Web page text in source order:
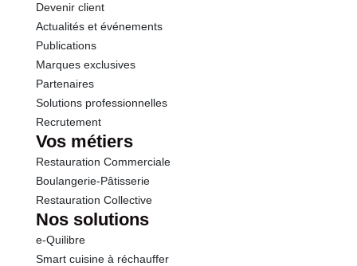
Devenir client
Actualités et événements
Publications
Marques exclusives
Partenaires
Solutions professionnelles
Recrutement
Vos métiers
Restauration Commerciale
Boulangerie-Pâtisserie
Restauration Collective
Nos solutions
e-Quilibre
Smart cuisine à réchauffer